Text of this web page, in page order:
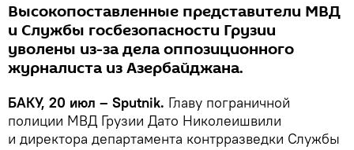
Высокопоставленные представители МВД
и Службы госбезопасности Грузии
уволены из-за дела оппозиционного
журналиста из Азербайджана.
БАКУ, 20 июл – Sputnik. Главу пограничной
полиции МВД Грузии Дато Николеишвили
и директора департамента контрразведки Службы